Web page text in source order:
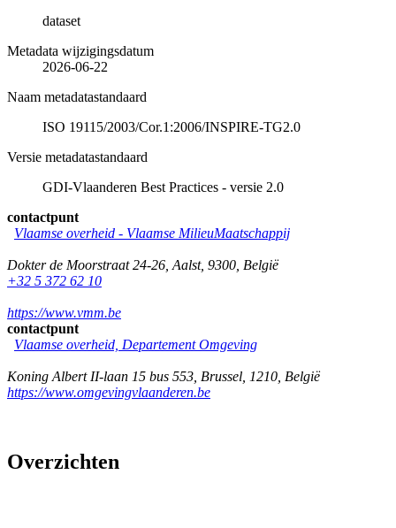
dataset
Metadata wijzigingsdatum
2026-06-22
Naam metadatastandaard
ISO 19115/2003/Cor.1:2006/INSPIRE-TG2.0
Versie metadatastandaard
GDI-Vlaanderen Best Practices - versie 2.0
contactpunt
Vlaamse overheid - Vlaamse MilieuMaatschappij
Dokter de Moorstraat 24-26 Aalst, 9300 België
+32 5 372 62 10
https://www.vmm.be
contactpunt
Vlaamse overheid, Departement Omgeving
Koning Albert II-laan 15 bus 553 Brussel 1210 België
https://www.omgevingvlaanderen.be
Overzichten